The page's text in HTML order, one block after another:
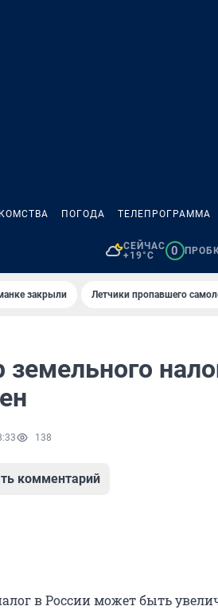
ПОГОДА ТЕЛЕПРОГРАММА
СЕЙЧАС
+19°C
0
закрыли Летчики пропавшего
земельного
138
комментарий
в России может быть